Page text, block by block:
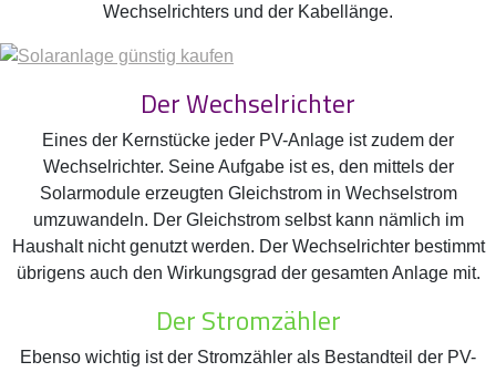
Wechselrichters und der Kabellänge.
Der Wechselrichter
Eines der Kernstücke jeder PV-Anlage ist zudem der
Wechselrichter. Seine Aufgabe ist es, den mittels der
Solarmodule erzeugten Gleichstrom in Wechselstrom
umzuwandeln. Der Gleichstrom selbst kann nämlich im
Haushalt nicht genutzt werden. Der Wechselrichter bestimmt
übrigens auch den Wirkungsgrad der gesamten Anlage mit.
Der Stromzähler
Ebenso wichtig ist der Stromzähler als Bestandteil der PV-